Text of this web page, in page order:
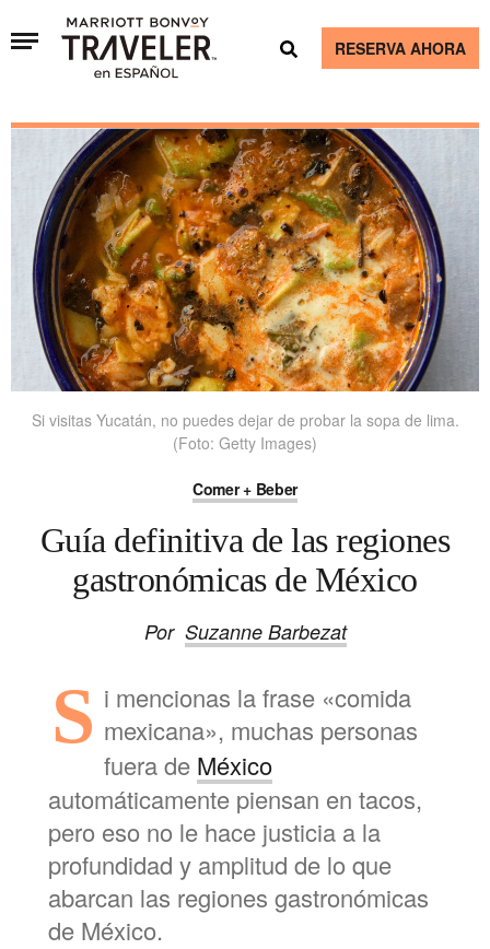
RESERVA AHORA
Si visitas Yucatán, no puedes dejar de probar la sopa de lima.
(Foto: Getty Images)
Comer + Beber
Guía definitiva de las regiones
gastronómicas de México
Por Suzanne Barbezat
S i mencionas la frase «comida
mexicana», muchas personas
fuera de México
automáticamente piensan en tacos,
pero eso no le hace justicia a la
profundidad y amplitud de lo que
abarcan las regiones gastronómicas
de México.